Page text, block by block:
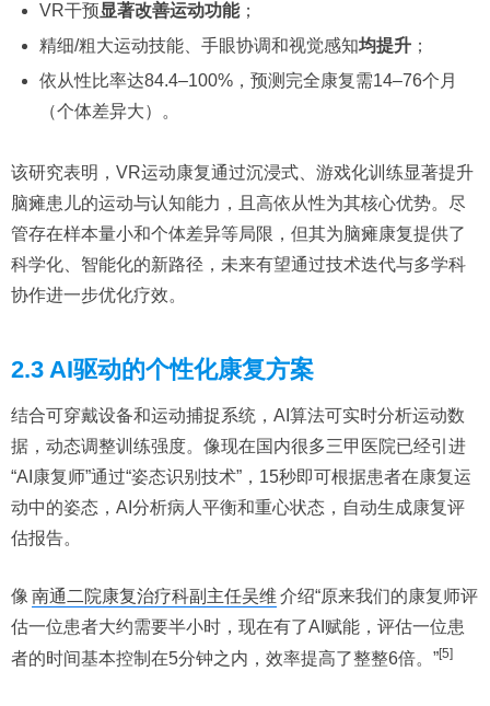
VR干预显著改善运动功能；
精细/粗大运动技能、手眼协调和视觉感知均提升；
依从性比率达84.4–100%，预测完全康复需14–76个月
（个体差异大）。
该研究表明，VR运动康复通过沉浸式、游戏化训练显著提升
脑瘫患儿的运动与认知能力，且高依从性为其核心优势。尽
管存在样本量小和个体差异等局限，但其为脑瘫康复提供了
科学化、智能化的新路径，未来有望通过技术迭代与多学科
协作进一步优化疗效。
2.3 AI驱动的个性化康复方案
结合可穿戴设备和运动捕捉系统，AI算法可实时分析运动数
据，动态调整训练强度。像现在国内很多三甲医院已经引进
“AI康复师”通过“姿态识别技术”，15秒即可根据患者在康复运
动中的姿态，AI分析病人平衡和重心状态，自动生成康复评
估报告。
像 南通二院康复治疗科副主任吴维 介绍“原来我们的康复师评
估一位患者大约需要半小时，现在有了AI赋能，评估一位患
者的时间基本控制在5分钟之内，效率提高了整整6倍。”[5]